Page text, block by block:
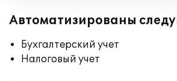
Автоматизированы
Бухгалтерский учет
Налоговый учет